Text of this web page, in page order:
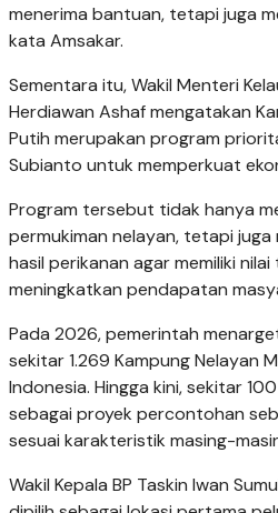
menerima bantuan, tetapi juga
kata Amsakar.
Sementara itu, Wakil Menteri
Herdiawan Ashaf mengatakan
Putih merupakan program
Subianto untuk memperkuat
Program tersebut tidak hanya
permukiman nelayan, tetapi
hasil perikanan agar memiliki
meningkatkan pendapatan
Pada 2026, pemerintah
sekitar 1.269 Kampung Nelayan
Indonesia. Hingga kini, sekitar
sebagai proyek percontohan
sesuai karakteristik masing-
Wakil Kepala BP Taskin Iwan